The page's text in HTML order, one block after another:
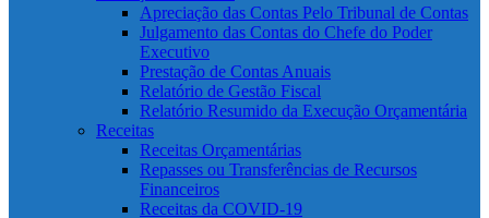
Apreciação das Contas Pelo Tribunal de Contas
Julgamento das Contas do Chefe do Poder
Executivo
Prestação de Contas Anuais
Relatório de Gestão Fiscal
Relatório Resumido da Execução Orçamentária
Receitas
Receitas Orçamentárias
Repasses ou Transferências de Recursos
Financeiros
Receitas da COVID-19